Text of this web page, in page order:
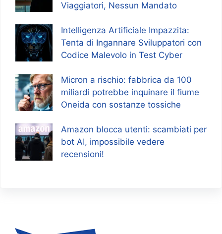
Viaggiatori, Nessun Mandato
Intelligenza Artificiale Impazzita:
Tenta di Ingannare Sviluppatori con
Codice Malevolo in Test Cyber
Micron a rischio: fabbrica da 100
miliardi potrebbe inquinare il fiume
Oneida con sostanze tossiche
Amazon blocca utenti: scambiati per
bot AI, impossibile vedere
recensioni!